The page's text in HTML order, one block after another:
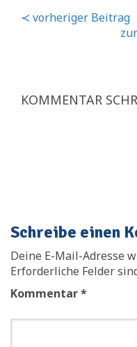
≺ vorheriger Beitrag
KOMMENTAR
Schreibe einen
Deine E-Mail-Adresse
Erforderliche Felder
Kommentar*